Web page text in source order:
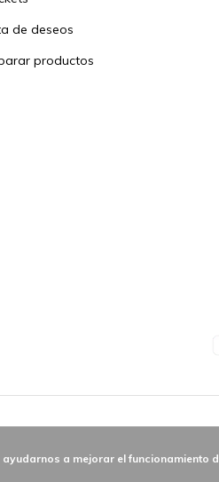
de deseos
productos
a mejorar el funcionamiento